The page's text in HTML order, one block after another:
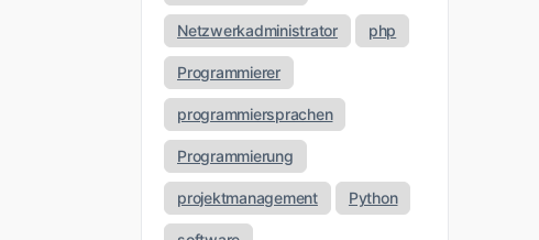
Netzwerkadministrator php
Programmierer
programmiersprachen
Programmierung
projektmanagement Python